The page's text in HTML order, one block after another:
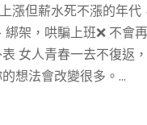
漲但薪水死不漲的年代
架，哄騙上班❌ 不會
女人青春一去不復返
想法會改變很多。...